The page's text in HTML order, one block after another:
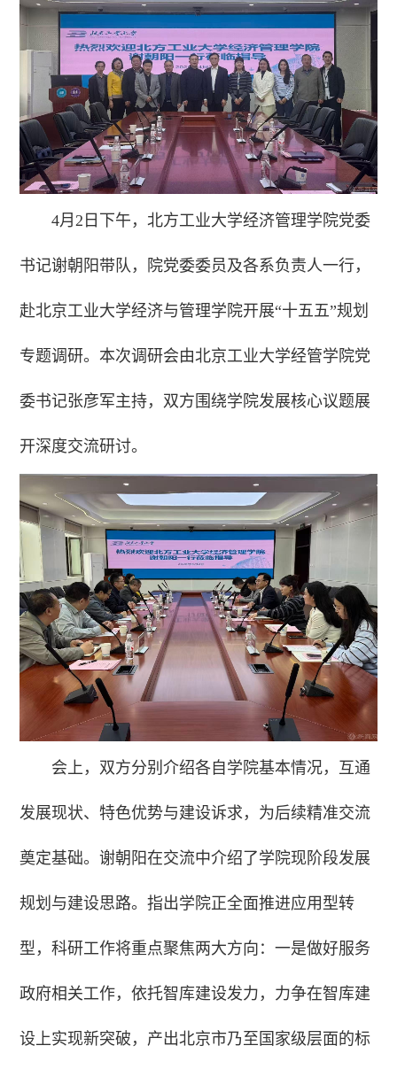
4月2日下午，北方工业大学经济管理学院党委
书记谢朝阳带队，院党委委员及各系负责人一行，
赴北京工业大学经济与管理学院开展“十五五”规划
专题调研。本次调研会由北京工业大学经管学院党
委书记张彦军主持，双方围绕学院发展核心议题展
开深度交流研讨。
会上，双方分别介绍各自学院基本情况，互通
发展现状、特色优势与建设诉求，为后续精准交流
奠定基础。谢朝阳在交流中介绍了学院现阶段发展
规划与建设思路。指出学院正全面推进应用型转
型，科研工作将重点聚焦两大方向：一是做好服务
政府相关工作，依托智库建设发力，力争在智库建
设上实现新突破，产出北京市乃至国家级层面的标